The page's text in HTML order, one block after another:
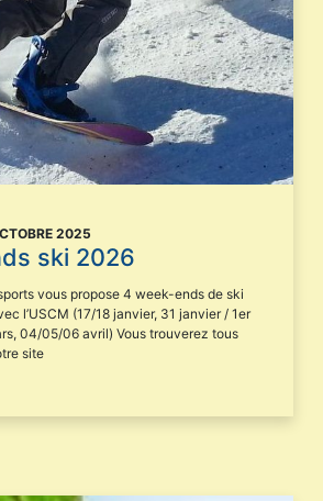
2025
ski 2026
vous propose 4 week-ends de ski
l’USCM (17/18 janvier, 31 janvier / 1er
04/05/06 avril) Vous trouverez tous
site